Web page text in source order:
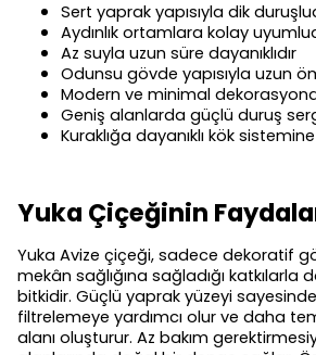
Sert yaprak yapısıyla dik
Aydınlık ortamlara kolay
Az suyla uzun süre dayanıklıdır
Odunsu gövde yapısıyla uzun
Modern ve minimal
Geniş alanlarda güçlü duruş
Kuraklığa dayanıklı kök
Yuka Çiçeğinin
Yuka Avize çiçeği, sadece dekoratif
mekân sağlığına sağladığı katkılarla
bitkidir. Güçlü yaprak yüzeyi
filtrelemeye yardımcı olur ve daha
alanı oluşturur. Az bakım